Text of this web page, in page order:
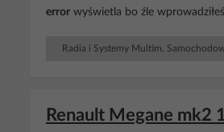
error wyświetla bo źle
Radia i Systemy Multim.
Renault Megane mk2